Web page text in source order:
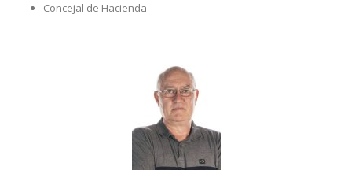
Concejal de Hacienda